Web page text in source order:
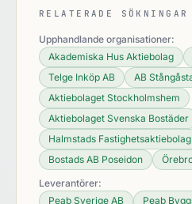
RELATERADE SÖKNINGAR
Upphandlande organisationer:
Akademiska Hus Aktiebolag
Telge Inköp AB
AB
Aktiebolaget Stockholmshem
Aktiebolaget Svenska Bostäder
Halmstads Fastighetsaktiebolag
Bostads AB Poseidon
Leverantörer:
Peab Sverige AB
Peab